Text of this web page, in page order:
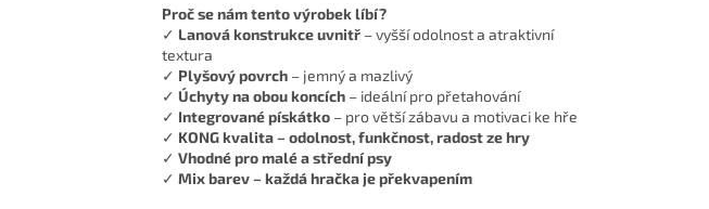
Proč se nám tento výrobek líbí?
✓ Lanová konstrukce uvnitř– vyšší odolnost a atraktivní
textura
✓ Plyšový povrch– jemný a mazlivý
✓ Úchyty na obou koncích– ideální pro přetahování
✓ Integrované pískátko– pro větší zábavu a motivaci ke hře
✓ KONG kvalita – odolnost, funkčnost, radost ze hry
✓ Vhodné pro malé a střední psy
✓ Mix barev – každá hračka je překvapením